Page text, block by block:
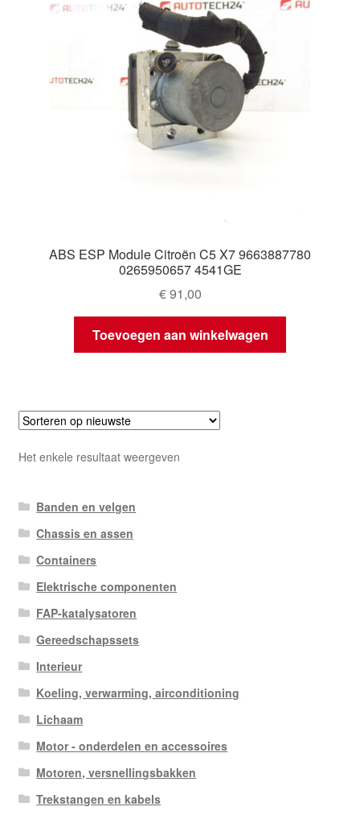
ABS ESP Module Citroën C5 X7 9663887780
0265950657 4541GE
€91,00
Toevoegen aan winkelwagen
Het enkele resultaat weergeven
Banden en velgen
Chassis en assen
Containers
Elektrische componenten
FAP-katalysatoren
Gereedschapssets
Interieur
Koeling, verwarming, airconditioning
Lichaam
Motor - onderdelen en accessoires
Motoren, versnellingsbakken
Trekstangen en kabels